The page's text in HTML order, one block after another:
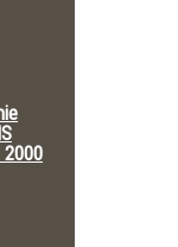
2000